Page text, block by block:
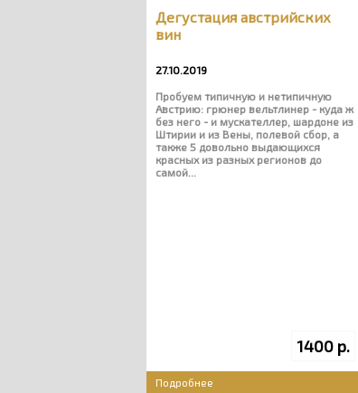
Дегустация австрийских
вин
27.10.2019
Пробуем типичную и нетипичную
Австрию: грюнер вельтлинер - куда ж
без него - и мускателлер, шардоне из
Штирии и из Вены, полевой сбор, а
также 5 довольно выдающихся
красных из разных регионов до
самой...
1400 р.
Подробнее